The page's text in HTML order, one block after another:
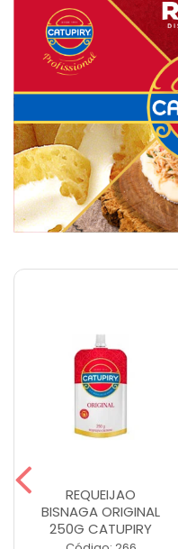
REQUEIJAO
BISNAGA ORIGINAL
250G CATUPIRY